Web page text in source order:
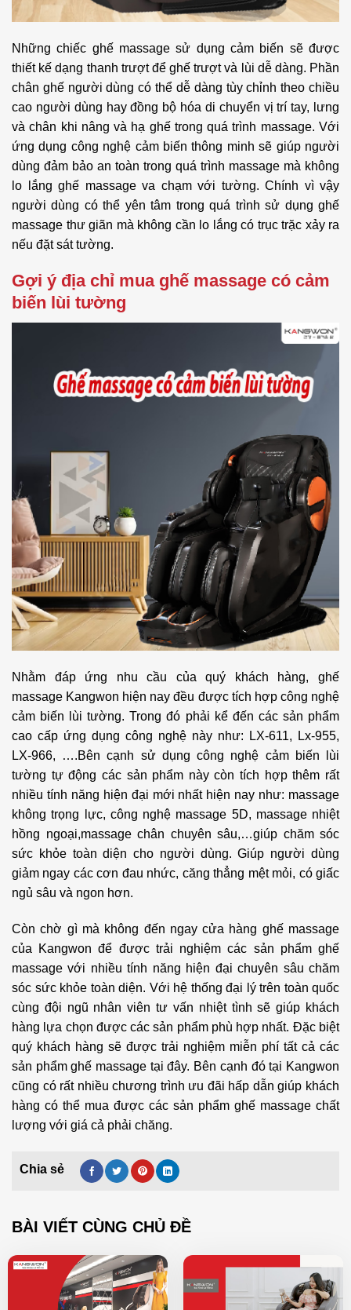
Những chiếc ghế massage sử dụng cảm biến sẽ được
thiết kế dạng thanh trượt để ghế trượt và lùi dễ dàng. Phần
chân ghế người dùng có thể dễ dàng tùy chỉnh theo chiều
cao người dùng hay đồng bộ hóa di chuyển vị trí tay, lưng
và chân khi nâng và hạ ghế trong quá trình massage. Với
ứng dụng công nghệ cảm biến thông minh sẽ giúp người
dùng đảm bảo an toàn trong quá trình massage mà không
lo lắng ghế massage va chạm với tường. Chính vì vậy
người dùng có thể yên tâm trong quá trình sử dụng ghế
massage thư giãn mà không cần lo lắng có trục trặc xảy ra
nếu đặt sát tường.
Gợi ý địa chỉ mua ghế massage có cảm
biến lùi tường
Nhằm đáp ứng nhu cầu của quý khách hàng, ghế
massage Kangwon hiện nay đều được tích hợp công nghệ
cảm biến lùi tường. Trong đó phải kể đến các sản phẩm
cao cấp ứng dụng công nghệ này như: LX-611, Lx-955,
LX-966, ….Bên cạnh sử dụng công nghệ cảm biến lùi
tường tự động các sản phẩm này còn tích hợp thêm rất
nhiều tính năng hiện đại mới nhất hiện nay như: massage
không trọng lực, công nghệ massage 5D, massage nhiệt
hồng ngoại,massage chân chuyên sâu,…giúp chăm sóc
sức khỏe toàn diện cho người dùng. Giúp người dùng
giảm ngay các cơn đau nhức, căng thẳng mệt mỏi, có giấc
ngủ sâu và ngon hơn.
Còn chờ gì mà không đến ngay cửa hàng ghế massage
của Kangwon để được trải nghiệm các sản phẩm ghế
massage với nhiều tính năng hiện đại chuyên sâu chăm
sóc sức khỏe toàn diện. Với hệ thống đại lý trên toàn quốc
cùng đội ngũ nhân viên tư vấn nhiệt tình sẽ giúp khách
hàng lựa chọn được các sản phẩm phù hợp nhất. Đặc biệt
quý khách hàng sẽ được trải nghiệm miễn phí tất cả các
sản phẩm ghế massage tại đây. Bên cạnh đó tại Kangwon
cũng có rất nhiều chương trình ưu đãi hấp dẫn giúp khách
hàng có thể mua được các sản phẩm ghế massage chất
lượng với giá cả phải chăng.
BÀI VIẾT CÙNG CHỦ ĐỀ